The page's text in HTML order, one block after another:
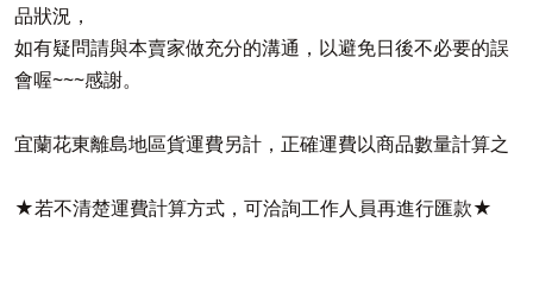
品狀況，
如有疑問請與本賣家做充分的溝通，以避免日後不必要的誤
會喔~~~感謝。
宜蘭花東離島地區貨運費另計，正確運費以商品數量計算之
★若不清楚運費計算方式，可洽詢工作人員再進行匯款★